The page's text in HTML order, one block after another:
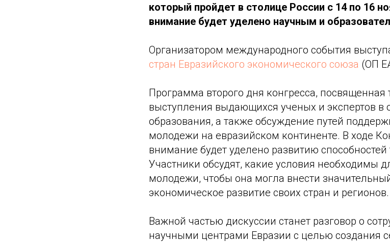
который пройдет в столице России с 14 по 16
внимание будет уделено научным и
Организатором международного события
стран Евразийского экономического союза (ОП
Программа второго дня конгресса, посвященная
выступления выдающихся ученых и экспертов в
образования, а также обсуждение путей
молодежи на евразийском континенте. В ходе
внимание будет уделено развитию
Участники обсудят, какие условия необходимы
молодежи, чтобы она могла внести
экономическое развитие своих стран и регионов.
Важной частью дискуссии станет разговор о
научными центрами Евразии с целью создания